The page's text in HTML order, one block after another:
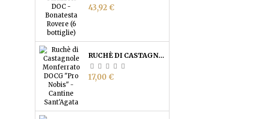
Prezzo
43,92 €
RUCHÈ DI CASTAGNOLE MONFERRATO DOCG "'NA VOTA" - CANTINE SANT'AGATA
Prezzo
17,00 €